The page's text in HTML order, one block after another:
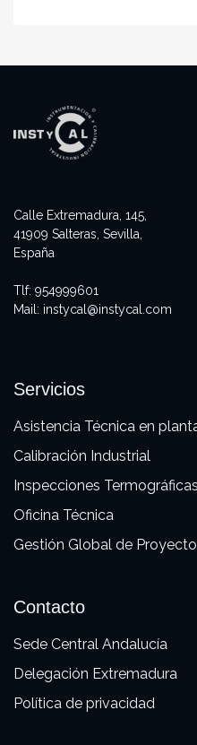
Calle Extremadura, 145,
41909 Salteras, Sevilla,
España
Tlf: 954999601
Mail: instycal@instycal.com
Servicios
Asistencia Técnica en
Calibración Industrial
Inspecciones Termográficas
Oficina Técnica
Gestión Global de
Contacto
Sede Central Andalucía
Delegación Extremadura
Política de privacidad